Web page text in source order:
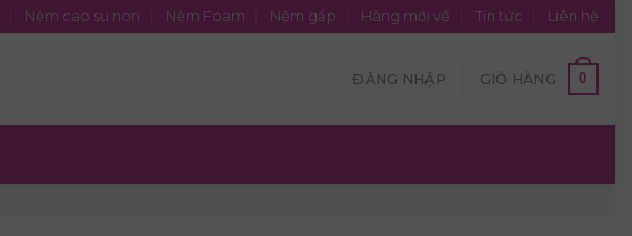
Nệm cao su non Nệm Foam Nệm gấp Hàng mới về Tin tức Liên hệ
ĐĂNG NHẬP GIỎ HÀNG 0